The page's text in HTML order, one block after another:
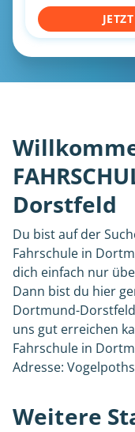
Dorstfeld
Du bist auf der
Fahrschule in
dich einfach nur
Dann bist du hier
Dortmund-
uns gut erreichen
Fahrschule in
Adresse:
Weitere